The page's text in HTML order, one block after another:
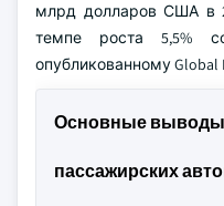
млрд долларов США в
темпе роста 5,5%
опубликованному Global
Основные
пассажирских